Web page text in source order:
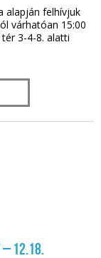
alapján felhívjuk
várhatóan 15:00
3-4-8. alatti
12.18.